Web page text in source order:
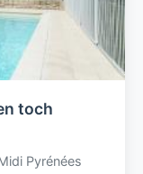
toch
Pyrénées